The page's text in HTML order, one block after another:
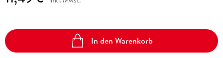
In den Warenkorb